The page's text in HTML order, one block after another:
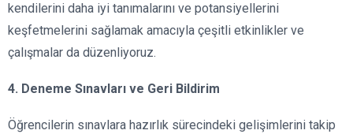
kendilerini daha iyi tanımalarını ve potansiyellerini
keşfetmelerini sağlamak amacıyla çeşitli etkinlikler ve
çalışmalar da düzenliyoruz.
4. Deneme Sınavları ve Geri Bildirim
Öğrencilerin sınavlara hazırlık sürecindeki gelişimlerini takip